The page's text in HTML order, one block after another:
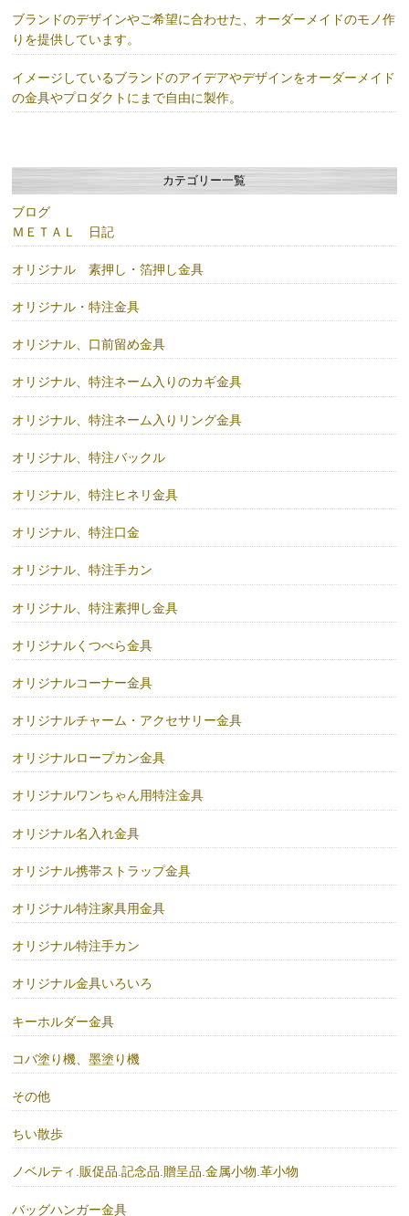
ブランドのデザインやご希望に合わせた、オーダーメイドのモノ作
りを提供しています。
イメージしているブランドのアイデアやデザインをオーダーメイド
の金具やプロダクトにまで自由に製作。
カテゴリー一覧
ブログ
ＭＥＴＡＬ 日記
オリジナル 素押し・箔押し金具
オリジナル・特注金具
オリジナル、口前留め金具
オリジナル、特注ネーム入りのカギ金具
オリジナル、特注ネーム入りリング金具
オリジナル、特注バックル
オリジナル、特注ヒネリ金具
オリジナル、特注口金
オリジナル、特注手カン
オリジナル、特注素押し金具
オリジナルくつべら金具
オリジナルコーナー金具
オリジナルチャーム・アクセサリー金具
オリジナルロープカン金具
オリジナルワンちゃん用特注金具
オリジナル名入れ金具
オリジナル携帯ストラップ金具
オリジナル特注家具用金具
オリジナル特注手カン
オリジナル金具いろいろ
キーホルダー金具
コバ塗り機、墨塗り機
その他
ちい散歩
ノベルティ.販促品.記念品.贈呈品.金属小物.革小物
バッグハンガー金具